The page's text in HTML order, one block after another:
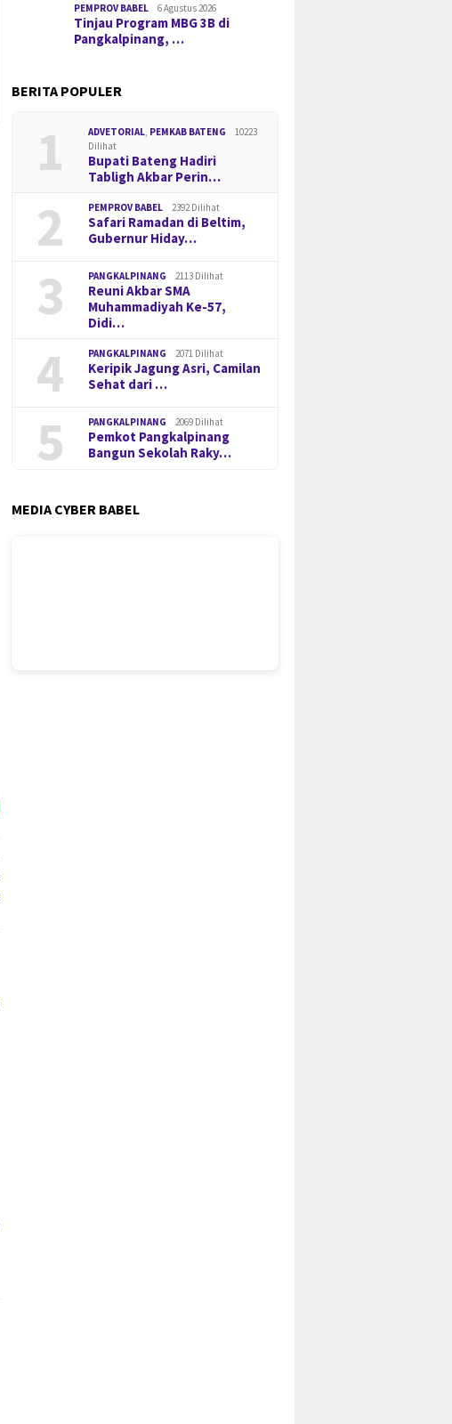
PEMPROV BABEL 6 Agustus 2026
Tinjau Program MBG 3B di
Pangkalpinang, …
BERITA POPULER
1 ADVETORIAL, PEMKAB BATENG
10223
Dilihat
Bupati Bateng Hadiri
Tabligh Akbar Perin…
2 PEMPROV BABEL 2392 Dilihat
Safari Ramadan di Beltim,
Gubernur Hiday…
3 PANGKALPINANG 2113 Dilihat
Reuni Akbar SMA
Muhammadiyah Ke-57,
Didi…
4 PANGKALPINANG 2071 Dilihat
Keripik Jagung Asri, Camilan
Sehat dari …
5 PANGKALPINANG 2069 Dilihat
Pemkot Pangkalpinang
Bangun Sekolah Raky…
MEDIA CYBER BABEL